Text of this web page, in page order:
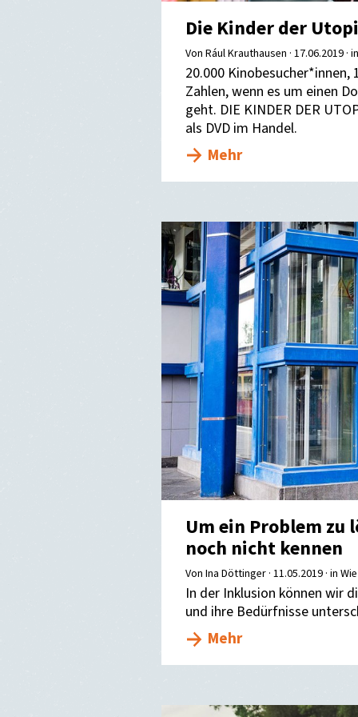
Die Kinder der
Von Rául Krauthausen · 17.06.2019 ·
20.000
Zahlen, wenn es um einen
geht. DIE KINDER DER
als DVD im Handel.
Mehr
Um ein Problem zu
noch nicht kennen
Von Ina Döttinger · 11.05.2019 · in
In der Inklusion können wir
und ihre Bedürfnisse
Mehr